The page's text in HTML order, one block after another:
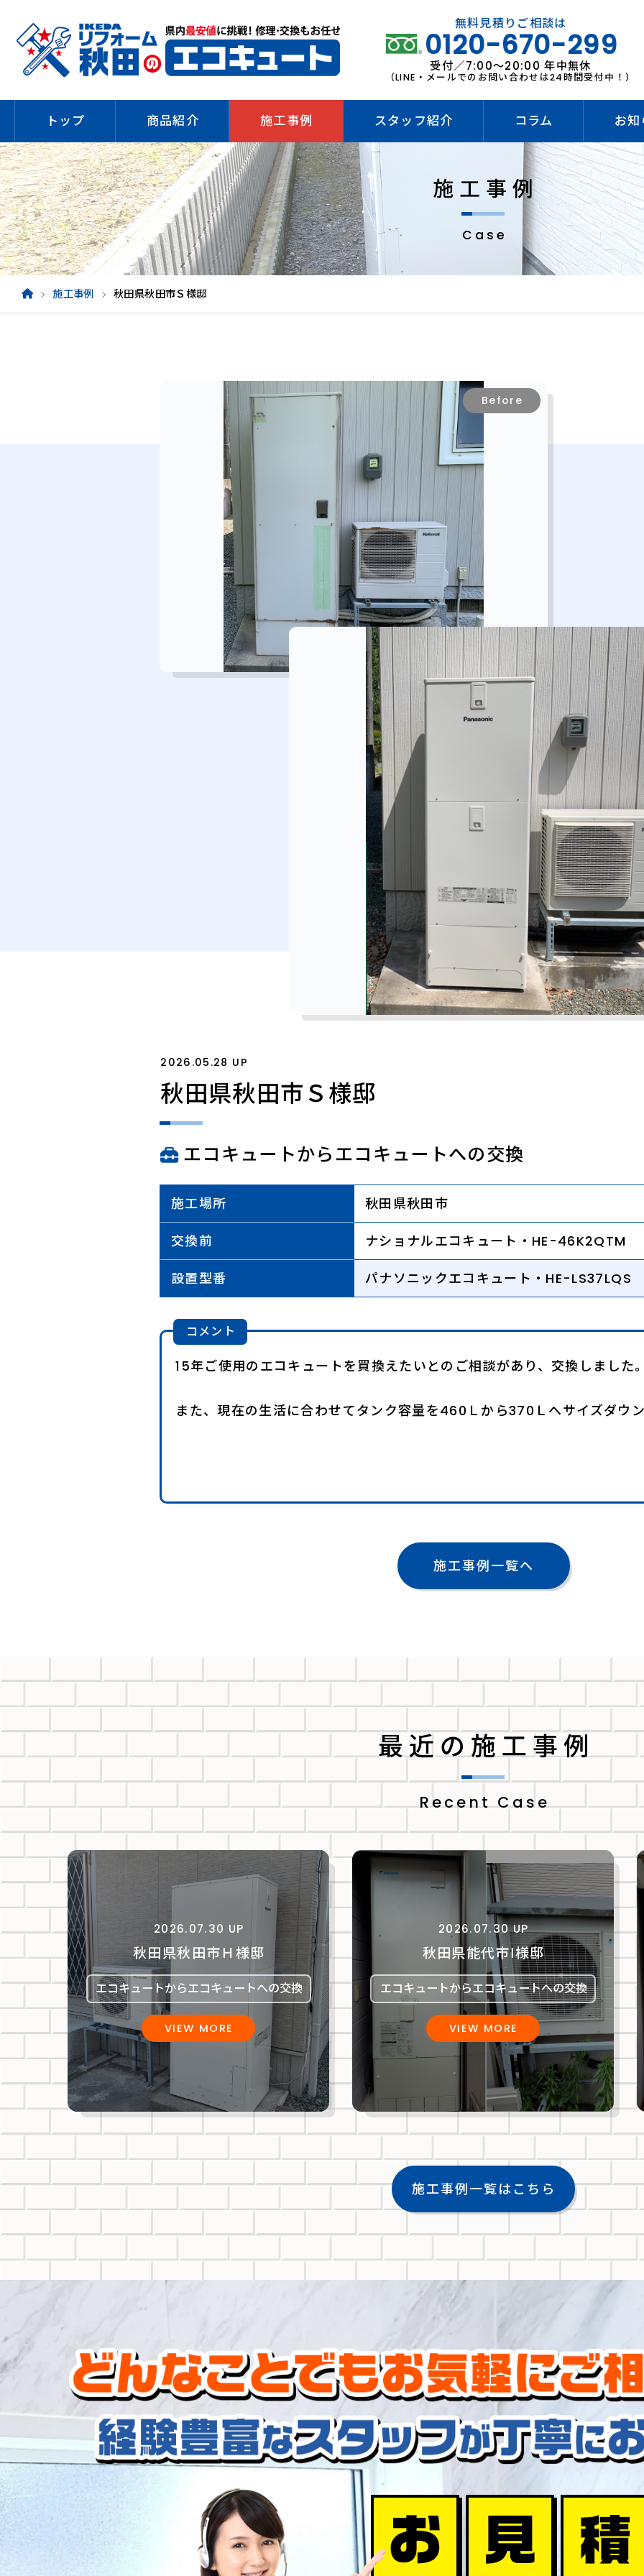
無料見積りご相談は
0120-670-299
受付／7:00～20:00 年中無休
（LINE・メールでのお問い合わせは24時間受付中！）
トップ 商品紹介 施工事例 スタッフ紹介 コラム お知
施工事例
Case
施工事例 秋田県秋田市Ｓ様邸
Before
2026.05.28 UP
秋田県秋田市Ｓ様邸
エコキュートからエコキュートへの交換
施工場所 秋田県秋田市
交換前 ナショナルエコキュート・HE-46K2QTM
設置型番 パナソニックエコキュート・HE-LS37LQS
コメント
15年ご使用のエコキュートを買換えたいとのご相談があり、交換しました。
また、現在の生活に合わせてタンク容量を460Ｌから370Ｌへサイズダウン
施工事例一覧へ
最近の施工事例
Recent Case
2026.07.30 UP
秋田県秋田市Ｈ様邸
エコキュートからエコキュートへの交換
VIEW MORE
2026.07.30 UP
秋田県能代市Ⅰ様邸
エコキュートからエコキュートへの交換
VIEW MORE
施工事例一覧はこちら